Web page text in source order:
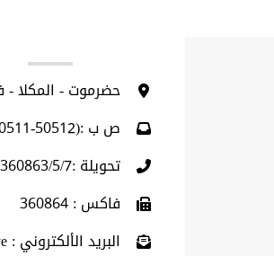
حضرموت - المكلا -
ص ب :(50512-50511)
تحويلة :360863/5/7 (009675)
فاكس : 360864
البريد الألكتروني : info@hu.edu.ye